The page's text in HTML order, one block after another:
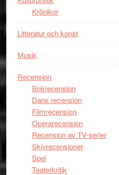
Krönikor
Litteratur och konst
Musik
Recension
Bokrecension
Dans recension
Filmrecension
Operarecension
Recension av TV-serier
Skivrecensioner
Spel
Teaterkritik